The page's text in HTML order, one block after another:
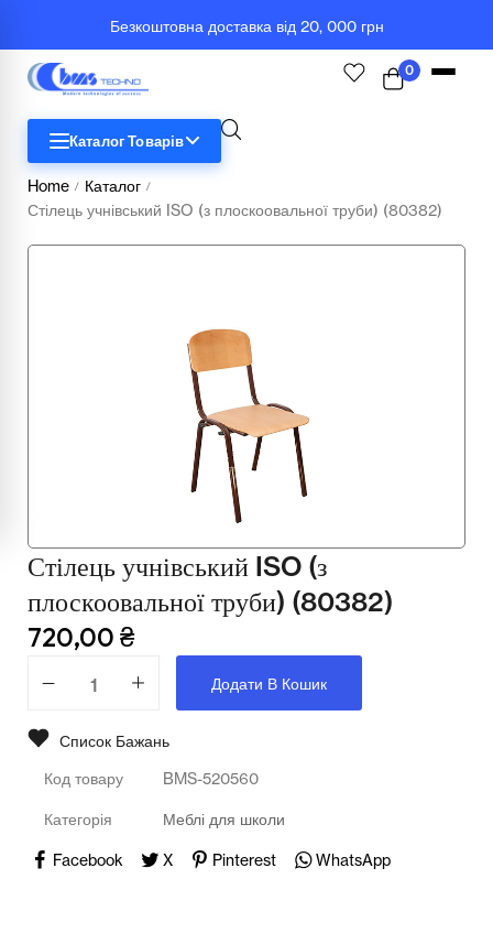
Безкоштовна доставка від 20, 000 грн
0
Каталог Товарів
STEM
Комп'ютерна техніка
Меблі
Освіта
Телерадіо обладнання
Хімія
STEM
Home / Каталог /
Стілець учнівський ISO (з плоскоовальної труби) (80382)
Стілець учнівський ISO (з
плоскоовальної труби) (80382)
720,00 ₴
Додати В Кошик
Список Бажань
Код товару BMS-520560
Категорія Меблі для школи
Facebook X Pinterest WhatsApp